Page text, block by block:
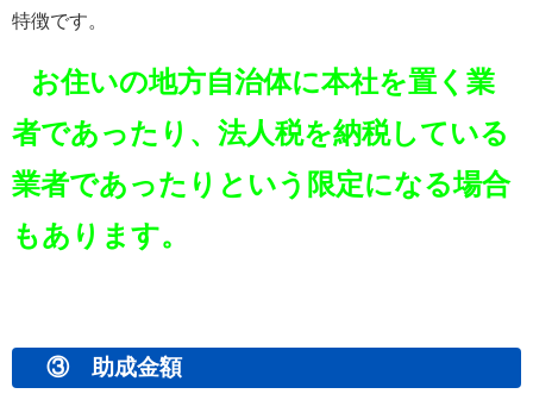
特徴です。
お住いの地方自治体に本社を置く業
者であったり、法人税を納税している
業者であったりという限定になる場合
もあります。
③ 助成金額